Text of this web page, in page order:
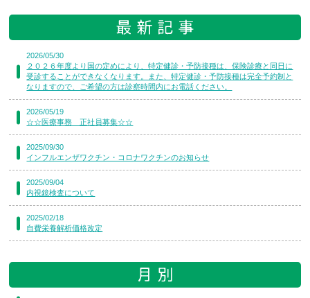
2026/05/30
２０２６年度より国の定めにより、特定健診・予防接種は、保険診療と同日に
受診することができなくなります。また、特定健診・予防接種は完全予約制と
なりますので、ご希望の方は診察時間内にお電話ください。
2026/05/19
☆☆医療事務 正社員募集☆☆
2025/09/30
インフルエンザワクチン・コロナワクチンのお知らせ
2025/09/04
内視鏡検査について
2025/02/18
自費栄養解析価格改定